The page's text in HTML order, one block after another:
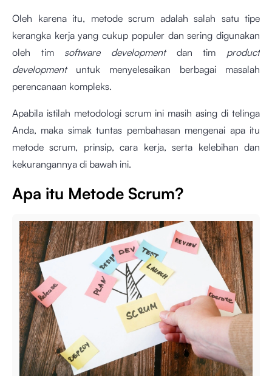
Oleh karena itu, metode scrum adalah salah satu tipe
kerangka kerja yang cukup populer dan sering digunakan
oleh tim software development dan tim product
developmentuntuk menyelesaikan berbagai masalah
perencanaan kompleks.
Apabila istilah metodologi scrum ini masih asing di telinga
Anda, maka simak tuntas pembahasan mengenai apa itu
metode scrum, prinsip, cara kerja, serta kelebihan dan
kekurangannya di bawah ini.
Apa itu Metode Scrum?